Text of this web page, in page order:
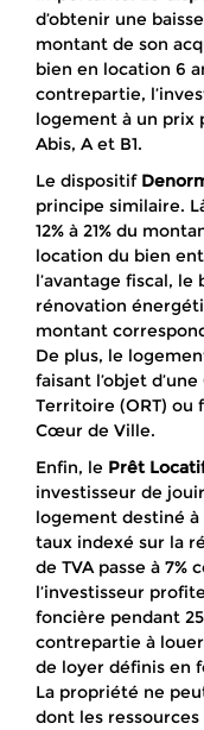
d’obtenir une baisse
montant de son
bien en location 6
contrepartie,
logement à un prix
Abis, A et B1.
Le dispositif
principe similaire.
12% à 21% du
location du bien
l’avantage fiscal,
rénovation
montant
De plus, le
faisant l’objet
Territoire (ORT) ou
Cœur de Ville.
Enfin, le Prêt
investisseur de
logement destiné à
taux indexé sur la
de TVA passe à 7%
l’investisseur
foncière pendant
contrepartie à
de loyer définis en
La propriété ne
dont les